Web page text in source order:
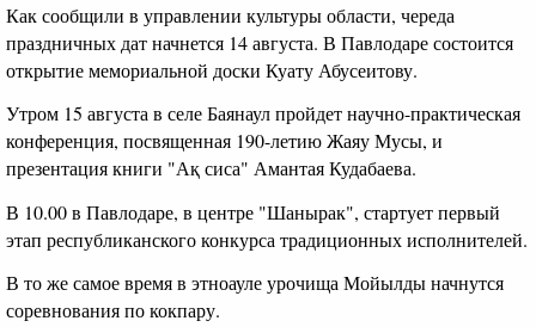
Как сообщили в управлении культуры области, череда
праздничных дат начнется 14 августа. В Павлодаре состоится
открытие мемориальной доски Куату Абусеитову.
Утром 15 августа в селе Баянаул пройдет научно-практическая
конференция, посвященная 190-летию Жаяу Мусы, и
презентация книги "Ақ сиса" Амантая Кудабаева.
В 10.00 в Павлодаре, в центре "Шанырак", стартует первый
этап республиканского конкурса традиционных исполнителей.
В то же самое время в этноауле урочища Мойылды начнутся
соревнования по кокпару.